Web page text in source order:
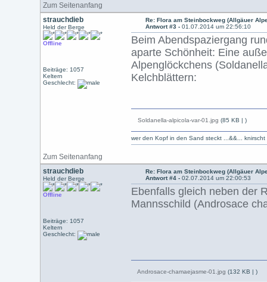
Zum Seitenanfang
strauchdieb
Held der Berge
Offline
Beiträge: 1057
Keltern
Geschlecht:
Re: Flora am Steinbockweg (Allgäuer
Antwort #3 -01.07.2014 um 22:56:10
Beim Abendspaziergang
aparte Schönheit: Eine
Alpenglöckchens
Kelchblättern:
Zum Seitenanfang
Soldanella-alpicola-var-01.jpg (85 KB | )
wer den Kopf in den Sand steckt ...&&...
strauchdieb
Held der Berge
Offline
Beiträge: 1057
Keltern
Geschlecht:
Re: Flora am Steinbockweg (Allgäuer
Antwort #4 -02.07.2014 um 22:00:53
Ebenfalls gleich neben der
Mannsschild (Androsace
Androsace-chamaejasme-01.jpg (132 KB | )